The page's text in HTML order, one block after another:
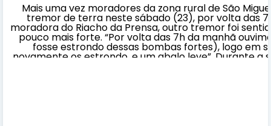
Mais uma vez moradores da zona rural de São
tremor de terra neste sábado (23), por volta das
moradora do Riacho da Prensa, outro tremor foi
pouco mais forte. “Por volta das 7h da manhã
fosse estrondo dessas bombas fortes), logo em
novamente os estrondo, e um abalo leve”. Durante